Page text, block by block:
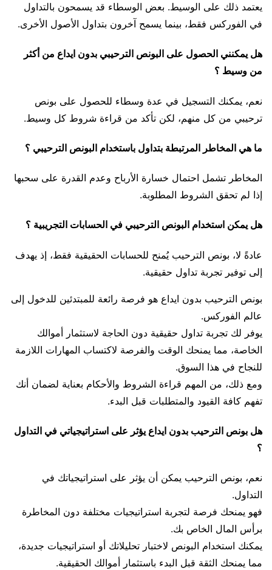
يعتمد ذلك على الوسيط. بعض الوسطاء قد يسمحون بالتداول
في الفوركس فقط، بينما يسمح آخرون بتداول الأصول الأخرى.
هل يمكنني الحصول على البونص الترحيبي بدون ايداع من أكثر
من وسيط ؟
نعم، يمكنك التسجيل في عدة وسطاء للحصول على بونص
ترحيبي من كل منهم، لكن تأكد من قراءة شروط كل وسيط.
ما هي المخاطر المرتبطة بتداول باستخدام البونص الترحيبي ؟
المخاطر تشمل احتمال خسارة الأرباح وعدم القدرة على سحبها
إذا لم تحقق الشروط المطلوبة.
هل يمكن استخدام البونص الترحيبي في الحسابات التجريبية ؟
عادةً لا، بونص الترحيب يُمنح للحسابات الحقيقية فقط، إذ يهدف
إلى توفير تجربة تداول حقيقية.
بونص الترحيب بدون ايداع هو فرصة رائعة للمبتدئين للدخول إلى
عالم الفوركس.
يوفر لك تجربة تداول حقيقية دون الحاجة لاستثمار أموالك
الخاصة، مما يمنحك الوقت والفرصة لاكتساب المهارات اللازمة
للنجاح في هذا السوق.
ومع ذلك، من المهم قراءة الشروط والأحكام بعناية لضمان أنك
تفهم كافة القيود والمتطلبات قبل البدء.
هل بونص الترحيب بدون ايداع يؤثر على استراتيجياتي في التداول
؟
نعم، بونص الترحيب يمكن أن يؤثر على استراتيجياتك في
التداول.
فهو يمنحك فرصة لتجربة استراتيجيات مختلفة دون المخاطرة
برأس المال الخاص بك.
يمكنك استخدام البونص لاختبار تحليلاتك أو استراتيجيات جديدة،
مما يمنحك الثقة قبل البدء باستثمار أموالك الحقيقية.